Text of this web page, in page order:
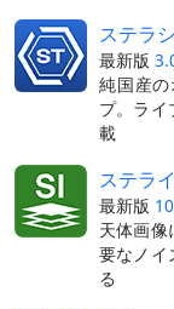
ステラ
最新版
純国産
プ。ライ
載
ステラ
最新版
天体画像
要なノイ
る